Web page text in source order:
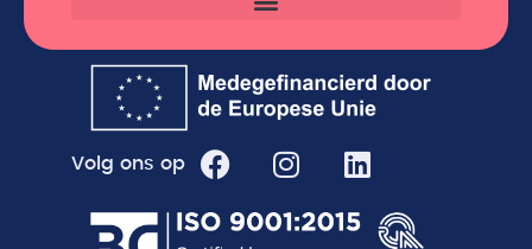
Volg ons op